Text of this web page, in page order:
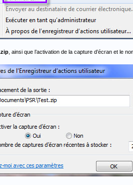
, ainsi que l’activation de la capture d’écran et le